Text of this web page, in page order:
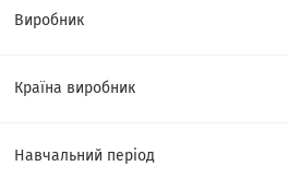
Виробник
Країна виробник
Навчальний період